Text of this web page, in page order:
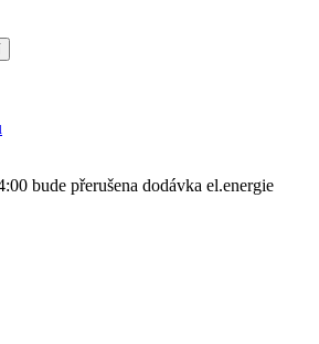
bude přerušena dodávka el.energie